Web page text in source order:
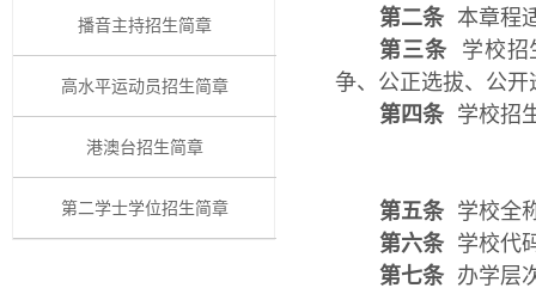
播音主持招生简章
高水平运动员招生简章
港澳台招生简章
第二学士学位招生简章
第二条 本章程
第三条 学校招
争、公正选拔、公
第四条 学校招
第五条 学校全
第六条 学校代
第七条 办学层